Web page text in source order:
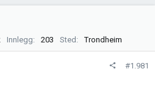
Innlegg 203 Sted Trondheim
#1.981